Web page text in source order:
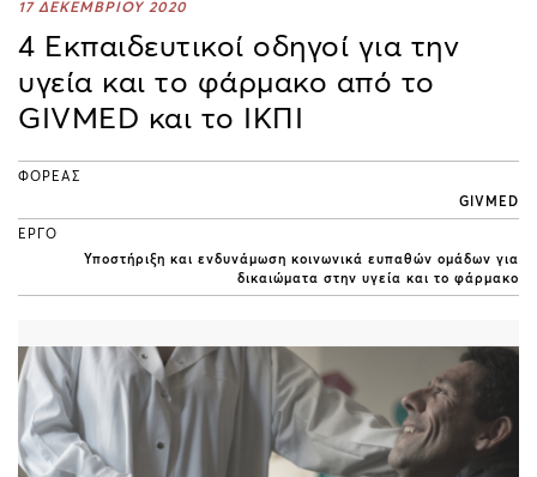
17 ΔΕΚΕΜΒΡΙΟΥ 2020
4 Εκπαιδευτικοί οδηγοί για την
υγεία και το φάρμακο από το
GIVMED και το ΙΚΠΙ
ΦΟΡΕΑΣ
GIVMED
ΕΡΓΟ
Υποστήριξη και ενδυνάμωση κοινωνικά ευπαθών ομάδων για
δικαιώματα στην υγεία και το φάρμακο